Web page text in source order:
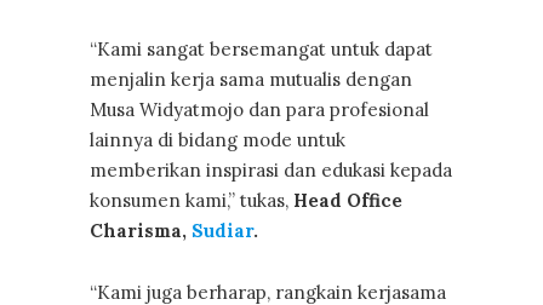
“Kami sangat bersemangat untuk dapat
menjalin kerja sama mutualis dengan
Musa Widyatmojo dan para profesional
lainnya di bidang mode untuk
memberikan inspirasi dan edukasi kepada
konsumen kami,” tukas, Head Office
Charisma, Sudiar.
“Kami juga berharap, rangkain kerjasama